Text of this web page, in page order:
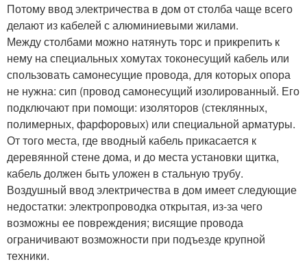
Потому ввод электричества в дом от столба чаще всего
делают из кабелей с алюминиевыми жилами.
Между столбами можно натянуть торс и прикрепить к
нему на специальных хомутах токонесущий кабель или
спользовать самонесущие провода, для которых опора
не нужна: сип (провод самонесущий изолированный. Его
подключают при помощи: изоляторов (стеклянных,
полимерных, фарфоровых) или специальной арматуры.
От того места, где вводный кабель прикасается к
деревянной стене дома, и до места установки щитка,
кабель должен быть уложен в стальную трубу.
Воздушный ввод электричества в дом имеет следующие
недостатки: электропроводка открытая, из-за чего
возможны ее повреждения; висящие провода
ограничивают возможности при подъезде крупной
техники.